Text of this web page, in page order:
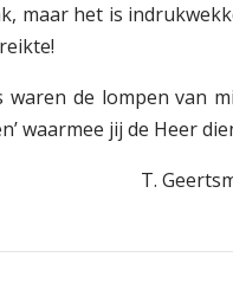
maar het is
waren de lompen van
waarmee jij de Heer
T.